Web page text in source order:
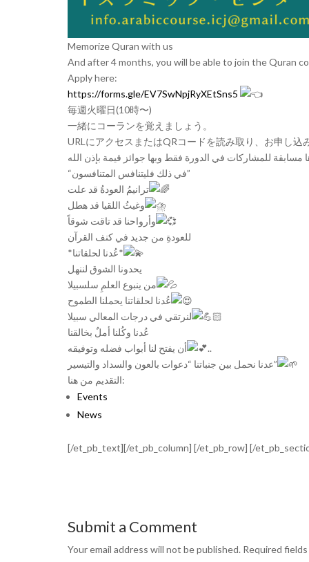
Memorize Quran with us
And after 4 months, you will be able to join the Quran
Apply here:
https://forms.gle/EV7SwNpjRyXEtSns5
毎週火曜日(10時〜)
一緒にコーランを覚えましょう。
URLにアクセスまたはQRコードを読み取り、お申し込
“في ذلك فليتنافس المتنافسون”
ترانيمُ العودةُ قد علت
وغيثُ اللقيا قد هطل
وأرواحنا قد تاقت شوقاً
للعودةِ من جديد في كنف القرآن
*عُدنا لحلقاتنا*
يحدونا الشوق لننهل
من ينبوع العلمِ سلسبيلا
عُدنا لحلقاتنا يحملنا الطموح
لنرتقي في درجات المعالي سبيلا
عُدنا وكُلنا أملٌ بخالقنا
أن يفتح لنا أبواب فضله وتوفيقه
..
عدنا نحمل بين جنباتنا “دعوات بالعون والسداد والتيسير”
التقديم من هنا:
Events
News
[/et_pb_text][/et_pb_column] [/et_pb_row] [/
Submit a Comment
Your email address will not be published. Required